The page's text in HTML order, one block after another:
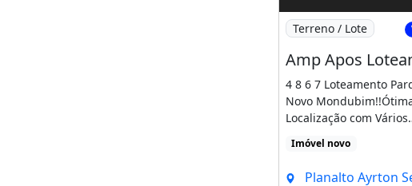
Imagem: Amp Apos
Terreno / Lote
4 8 6 7 Loteamento
Novo
Localização com Vários
Imóvel novo
Planalto Ayrton Senna,